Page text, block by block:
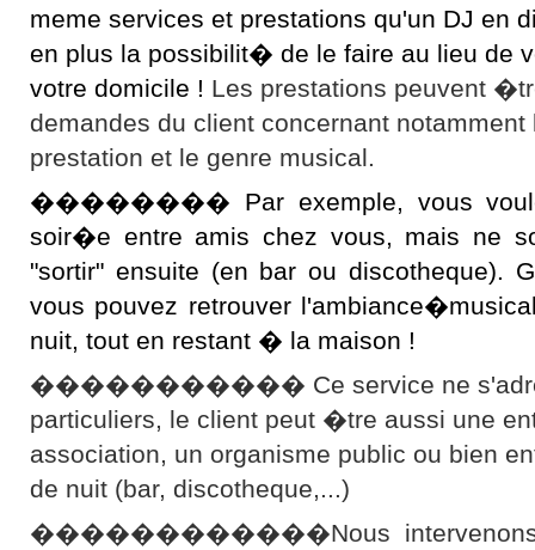
meme services et prestations qu'un DJ en
en plus la possibilit� de le faire au lieu de
votre domicile ! Les prestations peuvent
demandes du client concernant
prestation et le genre musical.
�������� Par exemple, vous
soir�e entre amis chez vous, mais ne
"sortir" ensuite (en bar ou discotheque).
vous pouvez retrouver
nuit, tout en restant � la maison !
����������� Ce service ne
particuliers, le client peut �tre aussi une
association, un organisme public ou bien
de nuit (bar, discotheque,...)
������������Nous intervenons